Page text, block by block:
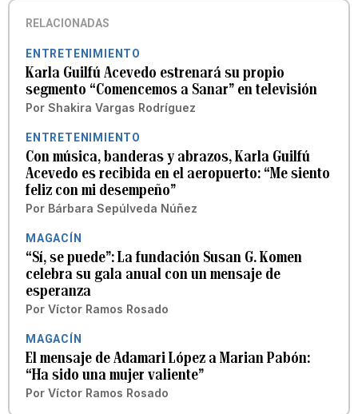
RELACIONADAS
ENTRETENIMIENTO
Karla Guilfú Acevedo estrenará su propio
segmento “Comencemos a Sanar” en televisión
Por Shakira Vargas Rodríguez
ENTRETENIMIENTO
Con música, banderas y abrazos, Karla Guilfú
Acevedo es recibida en el aeropuerto: “Me siento
feliz con mi desempeño”
Por Bárbara Sepúlveda Núñez
MAGACÍN
“Sí, se puede”: La fundación Susan G. Komen
celebra su gala anual con un mensaje de
esperanza
Por Víctor Ramos Rosado
MAGACÍN
El mensaje de Adamari López a Marian Pabón:
“Ha sido una mujer valiente”
Por Víctor Ramos Rosado